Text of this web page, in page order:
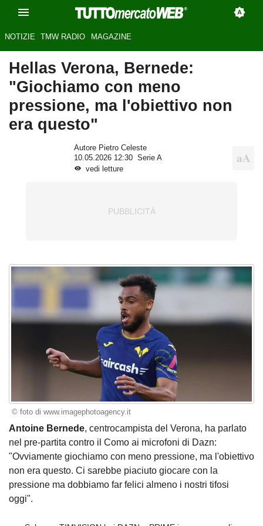
NOTIZIE TMW RADIO MAGAZINE
Hellas Verona, Bernede:
"Giochiamo con meno
pressione, ma l'obiettivo non
era questo"
Autore Pietro Celeste
10.05.2026 12:30
Serie A
vedi letture
© foto di www.imagephotoagency.it
Antoine Bernede, centrocampista del Verona, ha parlato
nel pre-partita contro il Como ai microfoni di Dazn:
"Ovviamente giochiamo con meno pressione, ma l'obiettivo
non era questo. Ci sarebbe piaciuto giocare con la
pressione ma dobbiamo far felici almeno i nostri tifosi
oggi".